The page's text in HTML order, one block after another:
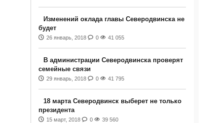
Изменений оклада главы Северодвинска не
будет
26 январь, 2018 0 41 055
В администрации Северодвинска проверят
семейные связи
29 январь, 2018 0 41 795
18 марта Северодвинск выберет не только
президента
15 март, 2018 0 39 560